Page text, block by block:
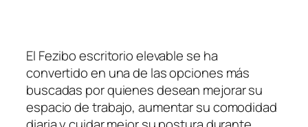
El Fezibo escritorio elevable se ha
convertido en una de las opciones más
buscadas por quienes desean mejorar su
espacio de trabajo, aumentar su comodidad